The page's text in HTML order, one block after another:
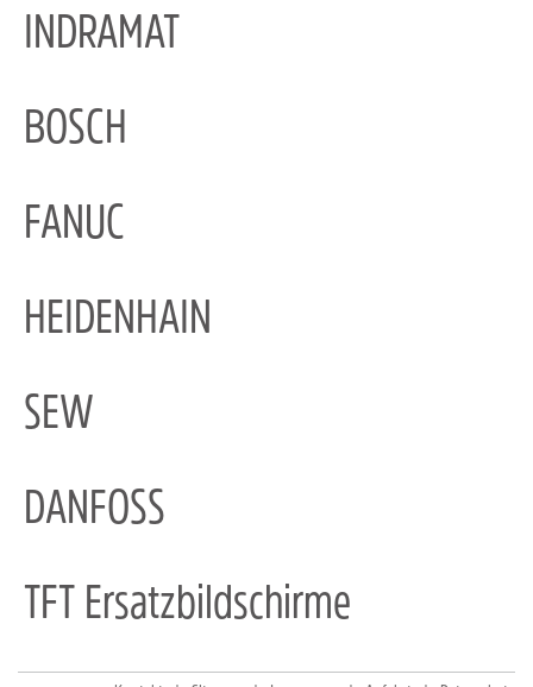
INDRAMAT
BOSCH
FANUC
HEIDENHAIN
SEW
DANFOSS
TFT Ersatzbildschirme